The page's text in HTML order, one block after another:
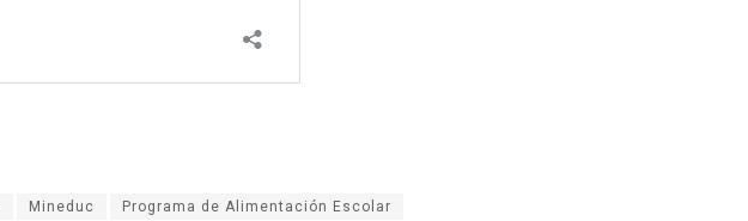
Mineduc Programa de Alimentación Escolar